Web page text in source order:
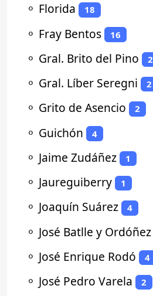
⚬ Florida 18
⚬ Fray Bentos 16
⚬ Gral. Brito del Pino 2
⚬ Gral. Líber Seregni 2
⚬ Grito de Asencio 2
⚬ Guichón 4
⚬ Jaime Zudáñez 1
⚬ Jaureguiberry 1
⚬ Joaquín Suárez 4
⚬ José Batlle y Ordóñez
⚬ José Enrique Rodó 4
⚬ José Pedro Varela 2